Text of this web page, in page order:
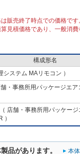
販売終了時点での価格です
見積価格であり、一般消費
構成形名
システム MAリモコン ）
舗・事務所用パッケージエ
（ 店舗・事務所用パッケー
）
品があります。 本